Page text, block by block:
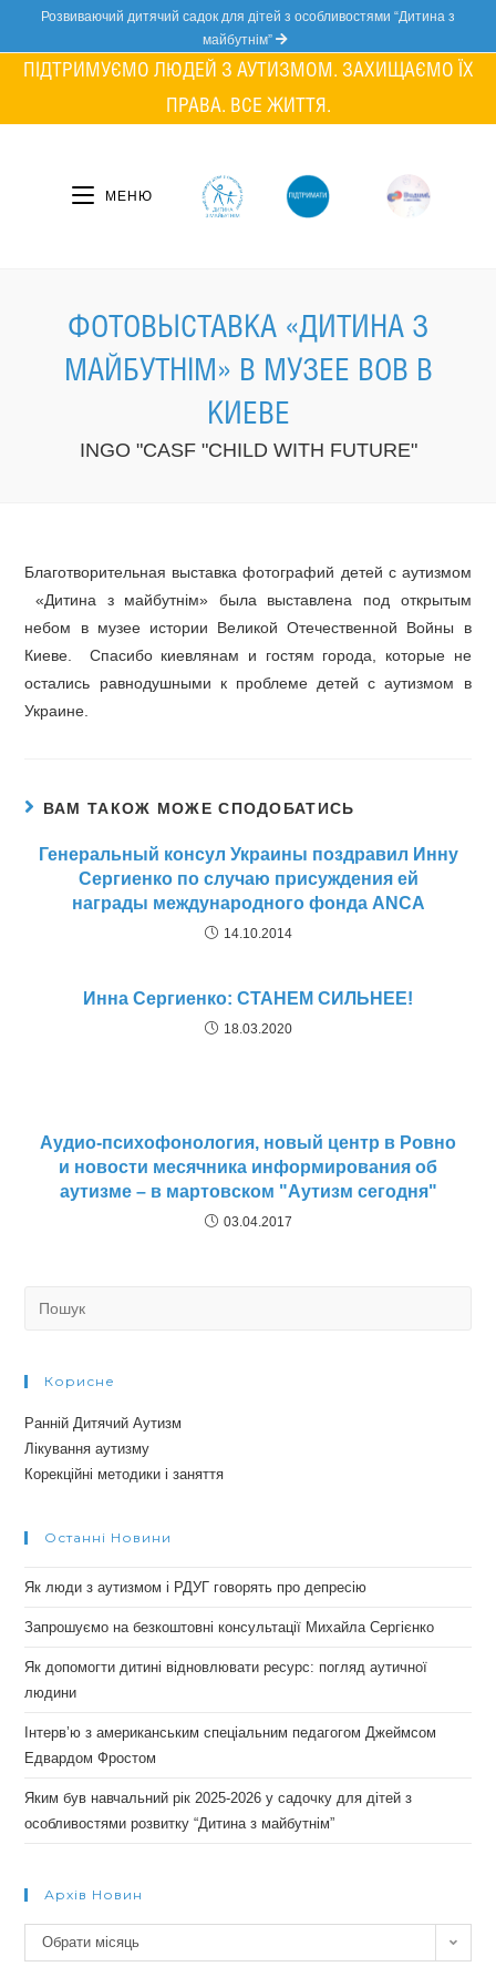
content
Розвиваючий дитячий садок для дітей з особливостями “Дитина з
майбутнім”
ПІДТРИМУЄМО ЛЮДЕЙ З АУТИЗМОМ. ЗАХИЩАЄМО ЇХ
ПРАВА. ВСЕ ЖИТТЯ.
МЕНЮ
ФОТОВЫСТАВКА «ДИТИНА З
МАЙБУТНIМ» В МУЗЕЕ ВОВ В
КИЕВЕ
INGO "CASF "CHILD WITH FUTURE"
Благотворительная выставка фотографий детей с аутизмом
«Дитина з майбутнiм» была выставлена под открытым
небом в музее истории Великой Отечественной Войны в
Киеве. Спасибо киевлянам и гостям города, которые не
остались равнодушными к проблеме детей с аутизмом в
Украине.
ВАМ ТАКОЖ МОЖЕ СПОДОБАТИСЬ
Генеральный консул Украины поздравил Инну
Сергиенко по случаю присуждения ей
награды международного фонда ANCA
14.10.2014
Инна Сергиенко: СТАНЕМ СИЛЬНЕЕ!
18.03.2020
Аудио-психофонология, новый центр в Ровно
и новости месячника информирования об
аутизме – в мартовском "Аутизм сегодня"
03.04.2017
Корисне
Ранній Дитячий Аутизм
Лікування аутизму
Корекційні методики і заняття
Останні Новини
Як люди з аутизмом і РДУГ говорять про депресію
Запрошуємо на безкоштовні консультації Михайла Сергієнко
Як допомогти дитині відновлювати ресурс: погляд аутичної
людини
Інтерв’ю з американським спеціальним педагогом Джеймсом
Едвардом Фростом
Яким був навчальний рік 2025-2026 у садочку для дітей з
особливостями розвитку “Дитина з майбутнім”
Архів Новин
Архів
новин
Обрати місяць